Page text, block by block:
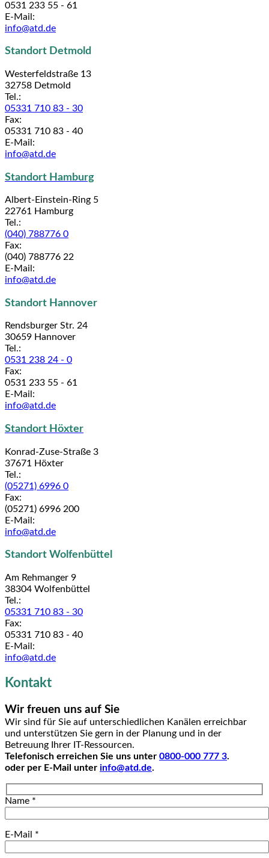
0531 233 55 - 61
E-Mail:
info@atd.de
Standort Detmold
Westerfeldstraße 13
32758 Detmold
Tel.:
05331 710 83 - 30
Fax:
05331 710 83 - 40
E-Mail:
info@atd.de
Standort Hamburg
Albert-Einstein-Ring 5
22761 Hamburg
Tel.:
(040) 788776 0
Fax:
(040) 788776 22
E-Mail:
info@atd.de
Standort Hannover
Rendsburger Str. 24
30659 Hannover
Tel.:
0531 238 24 - 0
Fax:
0531 233 55 - 61
E-Mail:
info@atd.de
Standort Höxter
Konrad-Zuse-Straße 3
37671 Höxter
Tel.:
(05271) 6996 0
Fax:
(05271) 6996 200
E-Mail:
info@atd.de
Standort Wolfenbüttel
Am Rehmanger 9
38304 Wolfenbüttel
Tel.:
05331 710 83 - 30
Fax:
05331 710 83 - 40
E-Mail:
info@atd.de
Kontakt
Wir freuen uns auf Sie
Wir sind für Sie auf unterschiedlichen Kanälen erreichbar
und unterstützen Sie gern in der Planung und in der
Betreuung Ihrer IT-Ressourcen.
Telefonisch erreichen Sie uns unter 0800-000 777 3.
oder per E-Mail unter info@atd.de.
Name *
E-Mail *